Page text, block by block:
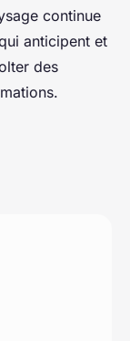
continue
anticipent et
des